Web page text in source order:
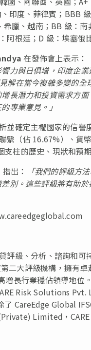
印度、菲律賓；BBB
臘、越南；BB 級：
阿根廷；D 級：埃塞俄
在發佈會上表示：
力與日俱增，印度企
解在當今複雜多變的
長潛力和投資需求方
專業意見。」
並確定主權國家的信
繫（佔 16.67%）、
柱的歷史、現狀和預
指出：
「我們的評級方
別。這些評級將有助
級、分析、諮詢和可
大評級機構，擁有卓
長行業穩佔領導地位
Risk Solutions Pvt.
CareEdge Global
Limited，